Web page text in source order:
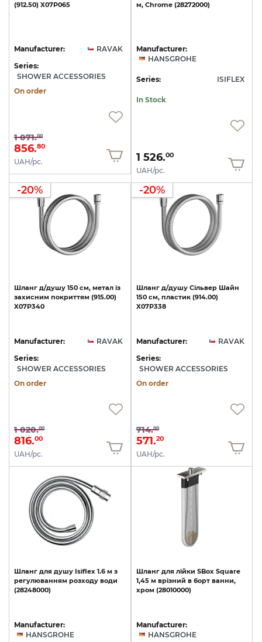
(912.50) X07P065
Manufacturer:
RAVAK
Series:
SHOWER ACCESSORIES
On order
1 071.00
856.80
UAH/pc.
м, Chrome (28272000)
Manufacturer:
HANSGROHE
Series: ISIFLEX
In Stock
1 526.00
UAH/pc.
-20%
Шланг д/душу 150 см, метал із
захисним покриттям (915.00)
X07P340
Manufacturer:
RAVAK
Series:
SHOWER ACCESSORIES
On order
1 020.00
816.00
UAH/pc.
-20%
Шланг д/душу Сільвер Шайн
150 см, пластик (914.00)
X07P338
Manufacturer:
RAVAK
Series:
SHOWER ACCESSORIES
On order
714.00
571.20
UAH/pc.
Шланг для душу Isiflex 1.6 м з
регулюванням розходу води
(28248000)
Manufacturer:
HANSGROHE
Шланг для лійки SBox Square
1,45 м врізний в борт ванни,
хром (28010000)
Manufacturer:
HANSGROHE